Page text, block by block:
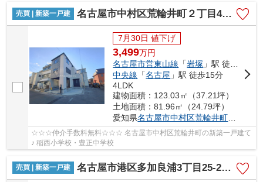
売買 | 新築一戸建 名古屋市中村区荒輪井町２丁目40-1【仲介手数料無料】新築一戸建て 1号棟
7月30日 値下げ
3,499万円
名古屋市営東山線 「岩塚 」駅 徒歩24分
中央線 「名古屋 」駅 徒歩15分
4LDK
建物面積：123.03㎡（37.21坪）
土地面積：81.96㎡（24.79坪）
愛知県名古屋市中村区荒輪井町
☆☆☆仲介手数料無料☆☆☆ 名古屋市中村区荒輪井町の新築一戸建て
♪ 稲西小学校・豊正中学校
売買 | 新築一戸建 名古屋市港区多加良浦3丁目25-2【仲介手数料無料】新築一戸建て